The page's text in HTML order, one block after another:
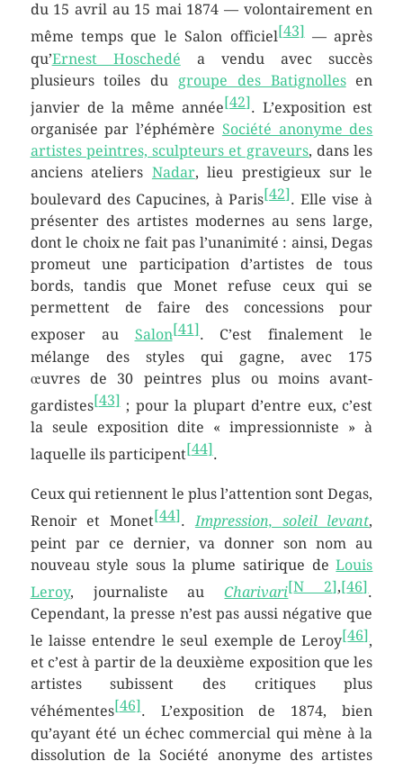
du 15 avrilau 15 mai 1874 — volontairement en
même temps que le Salon officiel[43]— après
qu’Ernest Hoschedé a vendu avec succès
plusieurs toiles du groupe des Batignollesen
janvier de la même année[42]. L’exposition est
organisée par l’éphémère Société anonyme des
artistes peintres, sculpteurs et graveurs, dans les
anciens ateliers Nadar, lieu prestigieux sur le
boulevard des Capucines, à Paris[42]. Elle vise à
présenter des artistes modernes au sens large,
dont le choix ne fait pas l’unanimité : ainsi, Degas
promeut une participation d’artistes de tous
bords, tandis que Monet refuse ceux qui se
permettent de faire des concessions pour
exposer au Salon[41]. C’est finalement le
mélange des styles qui gagne, avec 175
œuvresde 30 peintresplus ou moins avant-
gardistes[43]; pour la plupart d’entre eux, c’est
la seule exposition dite « impressionniste » à
laquelle ils participent[44].
Ceux qui retiennent le plus l’attention sont Degas,
Renoir et Monet[44].Impression, soleil levant,
peint par ce dernier, va donner son nom au
nouveau style sous la plume satirique deLouis
Leroy, journaliste auCharivari[N 2],[46].
Cependant, la presse n’est pas aussi négative que
le laisse entendre le seul exemple de Leroy[46],
et c’est à partir de la deuxième exposition que les
artistes subissent des critiques plus
véhémentes[46]. L’exposition de 1874, bien
qu’ayant été un échec commercial qui mène à la
dissolution de la Société anonyme des artistes